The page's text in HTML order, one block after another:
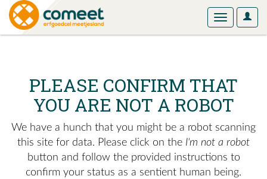
User
Toggle
PLEASE CONFIRM THAT
YOU ARE NOT A ROBOT
We have a hunch that you might be a robot scanning
this site for data. Please click on the I'm not a robot
button and follow the provided instructions to
confirm your status as a sentient human being.